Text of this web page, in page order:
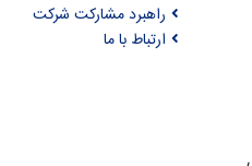
راهبرد مشارکت شرکت
ارتباط با ما